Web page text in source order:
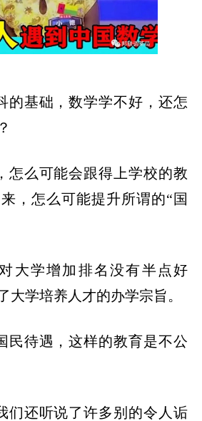
的基础，数学学不好，还怎
怎么可能会跟得上学校的教
，怎么可能提升所谓的“国
大学增加排名没有半点好
大学培养人才的办学宗旨。
民待遇，这样的教育是不公
们还听说了许多别的令人诟